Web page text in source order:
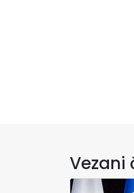
Vezani